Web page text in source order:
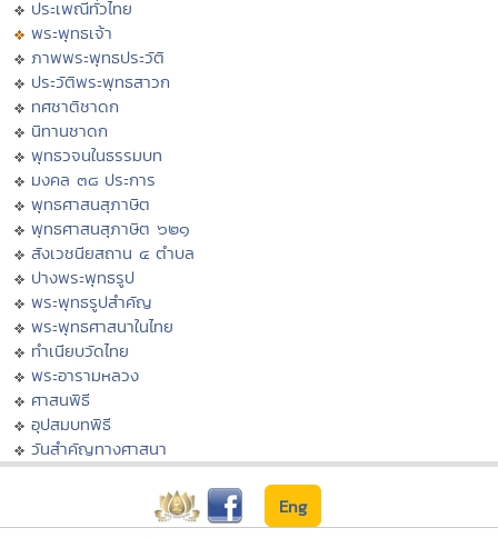
ประเพณีทั่วไทย
พระพุทธเจ้า
ภาพพระพุทธประวัติ
ประวัติพระพุทธสาวก
ทศชาติชาดก
นิทานชาดก
พุทธวจนในธรรมบท
มงคล ๓๘ ประการ
พุทธศาสนสุภาษิต
พุทธศาสนสุภาษิต ๖๒๑
สังเวชนียสถาน ๔ ตำบล
ปางพระพุทธรูป
พระพุทธรูปสำคัญ
พระพุทธศาสนาในไทย
ทำเนียบวัดไทย
พระอารามหลวง
ศาสนพิธี
อุปสมบทพิธี
วันสำคัญทางศาสนา
Eng